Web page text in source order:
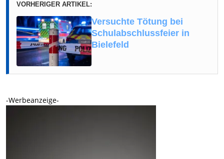
VORHERIGER ARTIKEL:
Versuchte Tötung bei
Schulabschlussfeier in
Bielefeld
-Werbeanzeige-